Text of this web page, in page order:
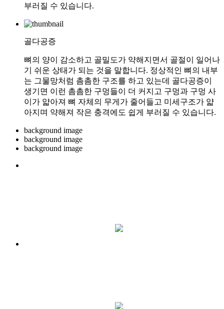
부러질 수 있습니다.
골다공증
뼈의 양이 감소하고 골밀도가 약해지면서 골절이 일어나
기 쉬운 상태가 되는 것을 말합니다. 정상적인 뼈의 내부
는 그물망처럼 촘촘한 구조를 하고 있는데 골다공증이
생기면 이런 촘촘한 구멍들이 더 커지고 구멍과 구멍 사
이가 얇아져 뼈 자체의 무게가 줄어들고 미세구조가 얇
아지며 약해져 작은 충격에도 쉽게 부러질 수 있습니다.
background image
background image
background image